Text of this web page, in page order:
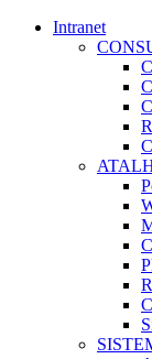
Intranet